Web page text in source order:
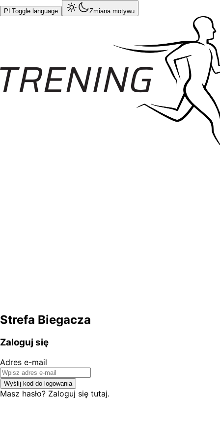
PLToggle language Zmiana motywu
Strefa Biegacza
Zaloguj się
Adres e-mail
Wyślij kod do logowania
Masz hasło? Zaloguj się tutaj.